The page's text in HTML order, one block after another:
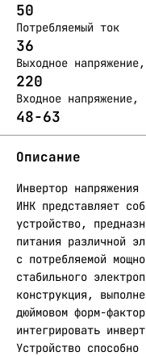
50
Потребляемый ток
36
Выходное
220
Входное напряжение,
48-63
Описание
Инвертор
ИНК представляет
устройство,
питания различной
с потребляемой
стабильного
конструкция,
дюймовом форм-
интегрировать
Устройство